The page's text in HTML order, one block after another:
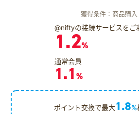
獲得条件：商品購入
@niftyの接続サービスをご
1.2%
通常会員
1.1 %
ポイント交換で最大1.8%